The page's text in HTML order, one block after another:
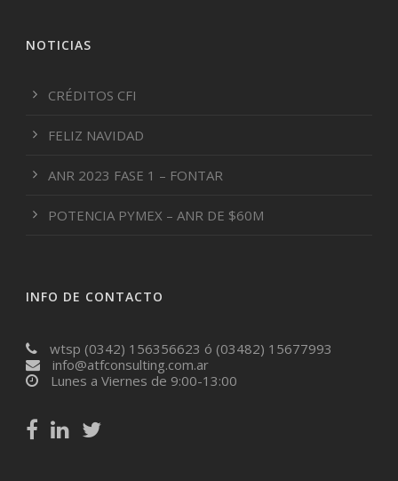
NOTICIAS
CRÉDITOS CFI
FELIZ NAVIDAD
ANR 2023 FASE 1 – FONTAR
POTENCIA PYMEX – ANR DE $60M
INFO DE CONTACTO
wtsp (0342) 156356623 ó (03482) 15677993
info@atfconsulting.com.ar
Lunes a Viernes de 9:00-13:00